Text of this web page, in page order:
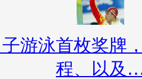
游泳首枚奖牌
程、以及